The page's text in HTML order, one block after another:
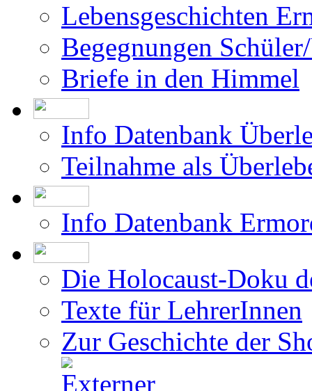
Info Datenbank
Teilnahme als
Info Datenbank
Die Holocaust-Doku
Texte für LehrerInnen
Zur Geschichte der
Didaktische